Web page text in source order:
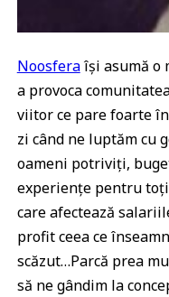
Noosferaîși asumă o
a provoca
viitor ce pare foarte
zi când ne luptăm cu
oameni potriviți,
experiențe pentru
care afectează
profit ceea ce
scăzut…Parcă prea
să ne gândim la